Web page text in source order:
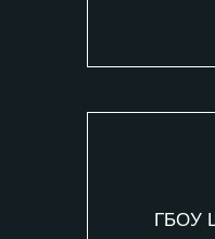
ГБОУ